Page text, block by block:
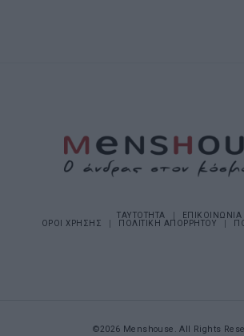
ΤΑΥΤΟΤΗΤΑ
ΕΠΙΚΟΙΝΩΝΙΑ
ΟΡΟΙ ΧΡΗΣΗΣ
ΠΟΛΙΤΙΚΗ ΑΠΟΡΡΗΤΟΥ
©2026 Menshouse. All Rights